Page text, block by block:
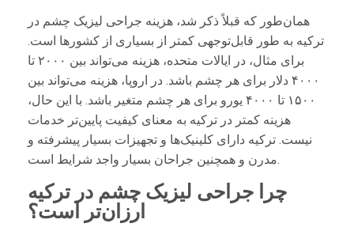
همان‌طور که قبلاً ذکر شد، هزینه جراحی لیزیک چشم در
ترکیه به طور قابل‌توجهی کمتر از بسیاری از کشورها است.
برای مثال، در ایالات متحده، هزینه می‌تواند بین ۲۰۰۰ تا
۴۰۰۰ دلار برای هر چشم باشد. در اروپا، هزینه می‌تواند بین
۱۵۰۰ تا ۴۰۰۰ یورو برای هر چشم متغیر باشد. با این حال،
هزینه کمتر در ترکیه به معنای کیفیت پایین‌تر خدمات
نیست. ترکیه دارای کلینیک‌ها و تجهیزات بسیار پیشرفته و
مدرن و همچنین جراحان بسیار واجد شرایط است.
چرا جراحی لیزیک چشم در ترکیه
ارزان‌تر است؟